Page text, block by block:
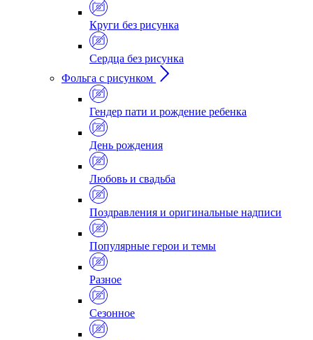
Круги без рисунка
Сердца без рисунка
Фольга с рисунком
Гендер пати и рождение ребенка
День рождения
Любовь и свадьба
Поздравления и оригинальные надписи
Популярные герои и темы
Разное
Сезонное